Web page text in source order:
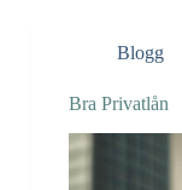
Blogg
Bra Privatlån